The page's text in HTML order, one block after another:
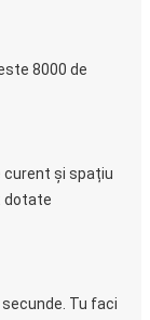
8000 de
curent și spațiu
dotate
Tu faci